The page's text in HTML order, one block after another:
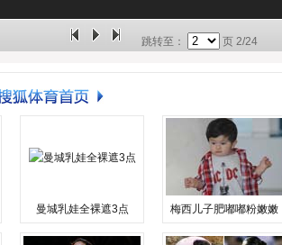
跳转至： 页 2/24
曼城乳娃全裸遮3点 梅西儿子肥嘟嘟粉嫩嫩